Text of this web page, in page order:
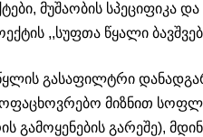
მუშაობის სპეციფიკა
,,სუფთა წყალი
გასაფილტრი
მიზნით
გამოყენების გარეშე),